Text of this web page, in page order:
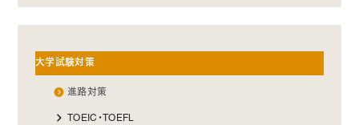
大学試験対策
進路対策
TOEIC・TOEFL